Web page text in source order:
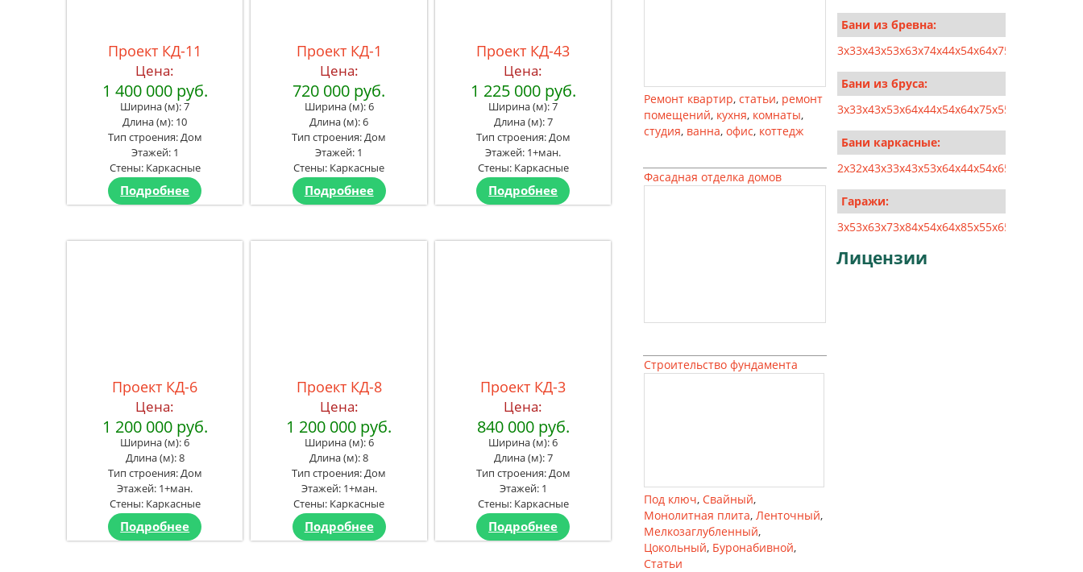
Проект КД-11
Цена:
1 400 000 руб.
Ширина (м): 7
Длина (м): 10
Тип строения: Дом
Этажей: 1
Стены: Каркасные
Подробнее
Проект КД-1
Цена:
720 000 руб.
Ширина (м): 6
Длина (м): 6
Тип строения: Дом
Этажей: 1
Стены: Каркасные
Подробнее
Проект КД-43
Цена:
1 225 000 руб.
Ширина (м): 7
Длина (м): 7
Тип строения: Дом
Этажей: 1+ман.
Стены: Каркасные
Подробнее
Проект КД-6
Цена:
1 200 000 руб.
Ширина (м): 6
Длина (м): 8
Тип строения: Дом
Этажей: 1+ман.
Стены: Каркасные
Подробнее
Проект КД-8
Цена:
1 200 000 руб.
Ширина (м): 6
Длина (м): 8
Тип строения: Дом
Этажей: 1+ман.
Стены: Каркасные
Подробнее
Проект КД-3
Цена:
840 000 руб.
Ширина (м): 6
Длина (м): 7
Тип строения: Дом
Этажей: 1
Стены: Каркасные
Подробнее
Ремонт квартир, статьи, ремонт
помещений, кухня, комнаты,
студия, ванна, офис, коттедж
Фасадная отделка домов
Строительство фундамента
Под ключ, Свайный,
Монолитная плита, Ленточный,
Мелкозаглубленный,
Цокольный, Буронабивной,
Статьи
Бани из бревна:
3x33x43x53x63x74x44x54x64x75x5
Бани из бруса:
3x33x43x53x64x44x54x64x75x55x6
Бани каркасные:
2x32x43x33x43x53x64x44x54x65x5
Гаражи:
3x53x63x73x84x54x64x85x55x65x8
Лицензии